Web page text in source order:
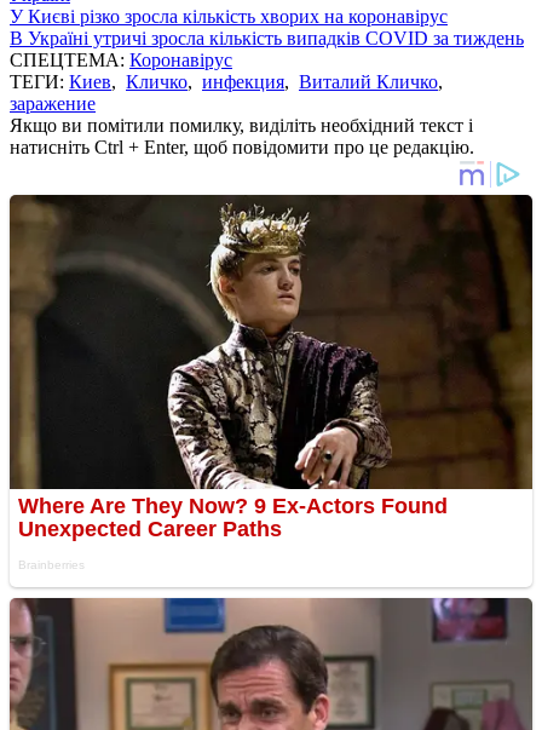
У Києві різко зросла кількість хворих на коронавірус
В Україні утричі зросла кількість випадків COVID за тиждень
СПЕЦТЕМА: Коронавірус
ТЕГИ: Киев, Кличко, инфекция, Виталий Кличко,
заражение
Якщо ви помітили помилку, виділіть необхідний текст і
натисніть Ctrl + Enter, щоб повідомити про це редакцію.